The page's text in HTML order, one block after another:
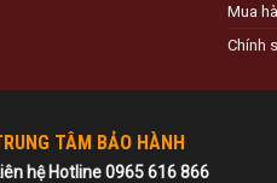
Mua
Chính
TÂM BẢO HÀNH
hệ Hotline 0965 616 866